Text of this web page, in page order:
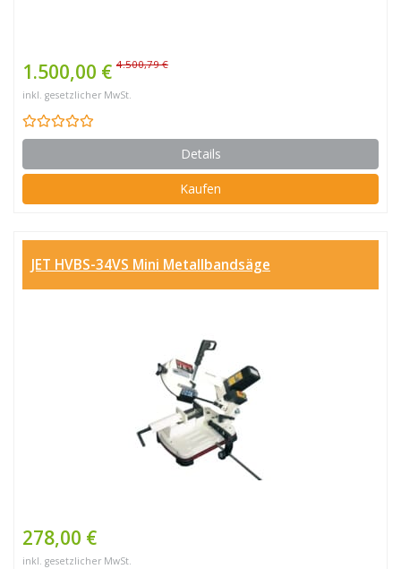
1.500,00 € 4.500,79 €
inkl. gesetzlicher MwSt.
Details
Kaufen
JET HVBS-34VS Mini Metallbandsäge
278,00 €
inkl. gesetzlicher MwSt.